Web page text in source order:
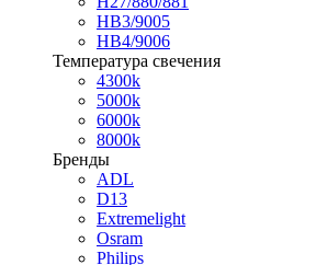
HB3/9005
HB4/9006
Температура свечения
4300k
5000k
6000k
8000k
Бренды
ADL
D13
Extremelight
Osram
Philips